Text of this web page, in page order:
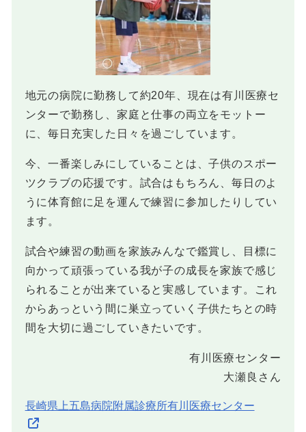
地元の病院に勤務して約20年、現在は有川医療セ
ンターで勤務し、家庭と仕事の両立をモットー
に、毎日充実した日々を過ごしています。
今、一番楽しみにしていることは、子供のスポー
ツクラブの応援です。試合はもちろん、毎日のよ
うに体育館に足を運んで練習に参加したりしてい
ます。
試合や練習の動画を家族みんなで鑑賞し、目標に
向かって頑張っている我が子の成長を家族で感じ
られることが出来ていると実感しています。これ
からあっという間に巣立っていく子供たちとの時
間を大切に過ごしていきたいです。
有川医療センター
大瀬良さん
長崎県上五島病院附属診療所有川医療センター